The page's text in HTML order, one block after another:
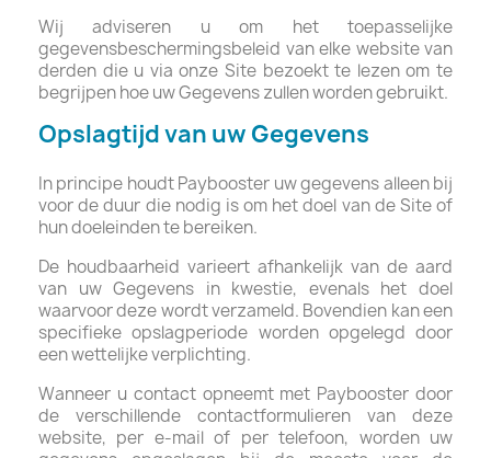
Wij adviseren u om het toepasselijke
gegevensbeschermingsbeleid van elke website van
derden die u via onze Site bezoekt te lezen om te
begrijpen hoe uw Gegevens zullen worden gebruikt.
Opslagtijd van uw Gegevens
In principe houdt Paybooster uw gegevens alleen bij
voor de duur die nodig is om het doel van de Site of
hun doeleinden te bereiken.
De houdbaarheid varieert afhankelijk van de aard
van uw Gegevens in kwestie, evenals het doel
waarvoor deze wordt verzameld. Bovendien kan een
specifieke opslagperiode worden opgelegd door
een wettelijke verplichting.
Wanneer u contact opneemt met Paybooster door
de verschillende contactformulieren van deze
website, per e-mail of per telefoon, worden uw